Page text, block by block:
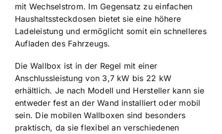
mit Wechselstrom. Im Gegensatz zu einfachen
Haushaltssteckdosen bietet sie eine höhere
Ladeleistung und ermöglicht somit ein schnelleres
Aufladen des Fahrzeugs.
Die Wallbox ist in der Regel mit einer
Anschlussleistung von 3,7 kW bis 22 kW
erhältlich. Je nach Modell und Hersteller kann sie
entweder fest an der Wand installiert oder mobil
sein. Die mobilen Wallboxen sind besonders
praktisch, da sie flexibel an verschiedenen